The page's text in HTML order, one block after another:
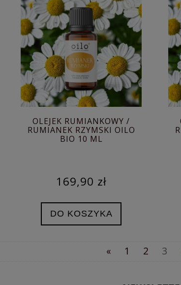
OLEJEK RUMIANKOWY /
RUMIANEK RZYMSKI OILO
BIO 10 ML
169,90 zł
DO KOSZYKA
« 1 2 3